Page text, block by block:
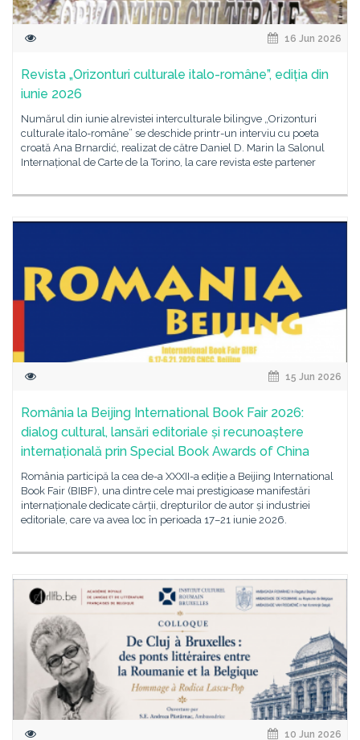
16 Jun 2026
Revista „Orizonturi culturale italo-române”, ediția din
iunie 2026
Numărul din iunie alrevistei interculturale bilingve „Orizonturi
culturale italo-române” se deschide printr-un interviu cu poeta
croată Ana Brnardić, realizat de către Daniel D. Marin la Salonul
Internațional de Carte de la Torino, la care revista este partener
15 Jun 2026
România la Beijing International Book Fair 2026:
dialog cultural, lansări editoriale și recunoaștere
internațională prin Special Book Awards of China
România participă la cea de-a XXXII-a ediție a Beijing International
Book Fair (BIBF), una dintre cele mai prestigioase manifestări
internaționale dedicate cărții, drepturilor de autor și industriei
editoriale, care va avea loc în perioada 17–21 iunie 2026.
10 Jun 2026